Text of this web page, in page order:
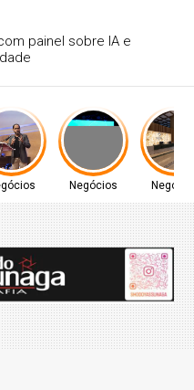
na formação de
Negócios